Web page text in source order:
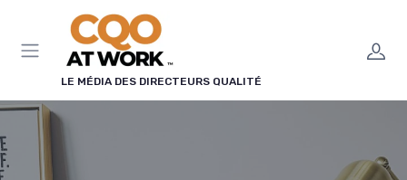
LE MÉDIA DES DIRECTEURS QUALITÉ
Panneau de gestion des cookies